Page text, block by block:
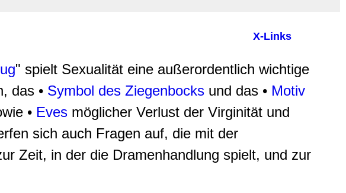
X-Links
" spielt Sexualität eine außerordentlich wichtige
das • Symbol des Ziegenbocks und das • Motiv
• Eves möglicher Verlust der Virginität und
sich auch Fragen auf, die mit der
Zeit, in der die Dramenhandlung spielt, und zur